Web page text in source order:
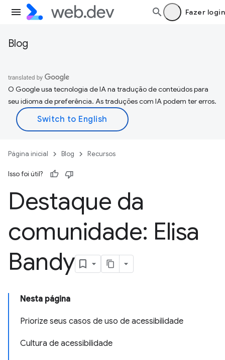
Fazer login
Blog
O Google usa tecnologia de IA na tradução de conteúdos para
seu idioma de preferência. As traduções com IA podem ter erros.
Página inicial Blog Recursos
Isso foi útil?
Destaque da
comunidade: Elisa
Bandy
Nesta página
Priorize seus casos de uso de acessibilidade
Cultura de acessibilidade